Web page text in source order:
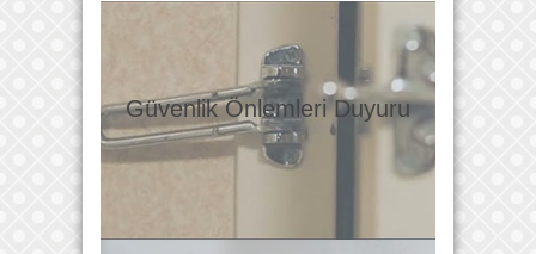
Güvenlik Önlemleri Duyuru